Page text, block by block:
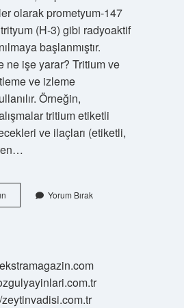
olarak prometyum-147
(H-3) gibi radyoaktif
başlanmıştır.
ne işe yarar? Tritium ve
ve izleme
Örneğin,
tritium etiketli
ve ilaçları (etiketli,
Trityum
Zararlı
Yorum Bırak
zeytinvadisi.com.tr